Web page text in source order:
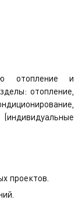
отопление и
отопление,
проектов.